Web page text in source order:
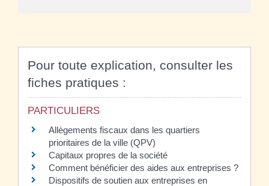
Pour toute explication, consulter les
fiches pratiques :
PARTICULIERS
Allègements fiscaux dans les quartiers
prioritaires de la ville (QPV)
Capitaux propres de la société
Comment bénéficier des aides aux entreprises ?
Dispositifs de soutien aux entreprises en